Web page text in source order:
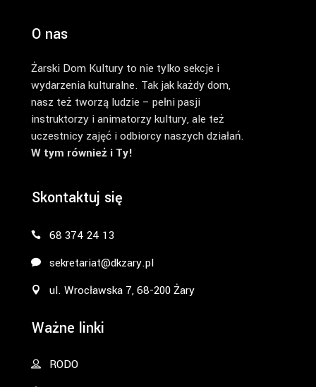
O nas
Żarski Dom Kultury to nie tylko sekcje i
wydarzenia kulturalne. Tak jak każdy dom,
nasz też tworzą ludzie – pełni pasji
instruktorzy i animatorzy kultury, ale też
uczestnicy zajęć i odbiorcy naszych działań.
W tym również i Ty!
Skontaktuj się
68 374 24 13
sekretariat@dkzary.pl
ul. Wrocławska 7, 68-200 Żary
Ważne linki
RODO